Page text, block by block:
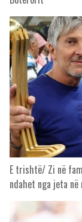
E trishtë/ Zi në
ndahet nga jeta